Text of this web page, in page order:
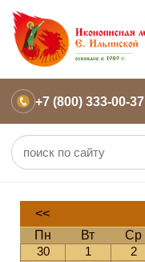
+7 (800) 333-00-37
<<
Пн
Вт Ср
30
1 2